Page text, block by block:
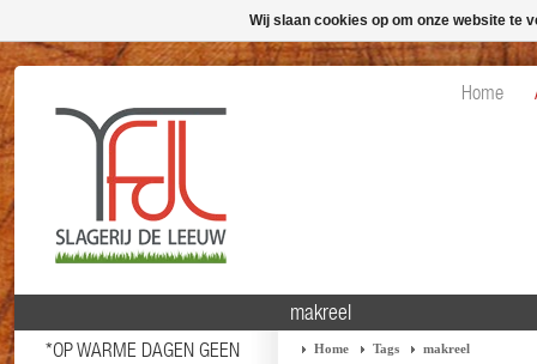
Home
*OP WARME DAGEN GEEN
makreel
Home Tags makreel
Wij slaan cookies op om onze website te